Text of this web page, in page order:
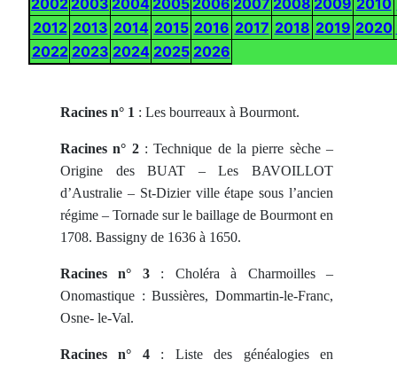
2012 2013 2014 2015 2016 2017 2018 2019 2020
2022 2023 2024 2025 2026
Racines n° 1 : Les bourreaux à Bourmont.
Racines n° 2: Technique de la pierre sèche –
Origine des BUAT – Les BAVOILLOT
d’Australie – St-Dizier ville étape sous l’ancien
régime – Tornade sur le baillage de Bourmont en
1708. Bassigny de 1636 à 1650.
Racines n° 3: Choléra à Charmoilles –
Onomastique : Bussières, Dommartin-le-Franc,
Osne- le-Val.
Racines n° 4: Liste des généalogies en